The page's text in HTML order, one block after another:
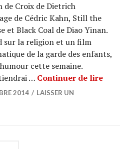
de Croix de Dietrich
de Cédric Kahn, Still the
et Black Coal de Diao Yinan.
sur la religion et un film
de la garde des enfants,
cette semaine.
… Continuer de lireUN
2014
LAISSER UN